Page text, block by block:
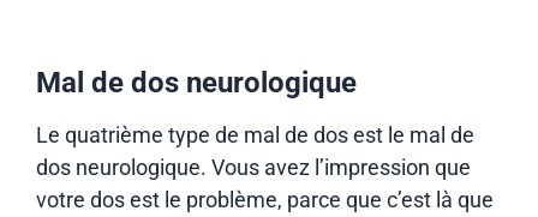
Mal de dos neurologique
Le quatrième type de mal de dos est le mal de
dos neurologique. Vous avez l’impression que
votre dos est le problème, parce que c’est là que